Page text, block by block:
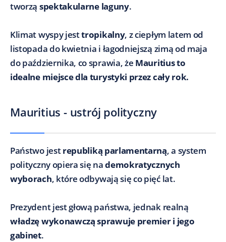
tworzą spektakularne laguny.
Klimat wyspy jesttropikalny, z ciepłym latem od
listopada do kwietnia i łagodniejszą zimą od maja
do października, co sprawia, że Mauritius to
idealne miejsce dla turystyki przez cały rok.
Mauritius - ustrój polityczny
Państwo jestrepubliką parlamentarną, a system
polityczny opiera się nademokratycznych
wyborach, które odbywają się co pięć lat.
Prezydent jest głową państwa, jednak realną
władzę wykonawczą sprawuje premier i jego
gabinet.